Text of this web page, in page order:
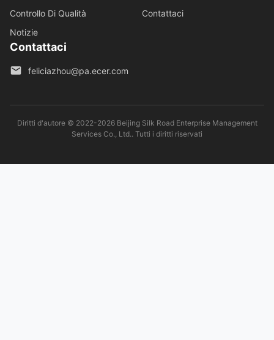
Controllo Di Qualità
Contattaci
Notizie
Contattaci
feliciazhou@pa.ecer.com
Diritti d'autore © 2022-2026 Beijing Silk Road Enterprise Management
Services Co., Ltd.. Tutti i diritti riservati